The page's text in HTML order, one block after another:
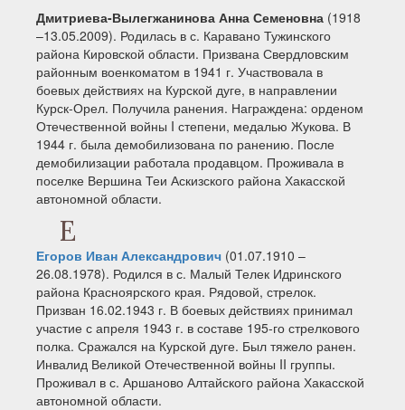
Дмитриева-Вылегжанинова Анна Семеновна (1918
–13.05.2009). Родилась в с. Каравано Тужинского
района Кировской области. Призвана Свердловским
районным военкоматом в 1941 г. Участвовала в
боевых действиях на Курской дуге, в направлении
Курск-Орел. Получила ранения. Награждена: орденом
Отечественной войны I степени, медалью Жукова. В
1944 г. была демобилизована по ранению. После
демобилизации работала продавцом. Проживала в
поселке Вершина Теи Аскизского района Хакасской
автономной области.
Е
Егоров Иван Александрович (01.07.1910 –
26.08.1978). Родился в с. Малый Телек Идринского
района Красноярского края. Рядовой, стрелок.
Призван 16.02.1943 г. В боевых действиях принимал
участие с апреля 1943 г. в составе 195-го стрелкового
полка. Сражался на Курской дуге. Был тяжело ранен.
Инвалид Великой Отечественной войны II группы.
Проживал в с. Аршаново Алтайского района Хакасской
автономной области.